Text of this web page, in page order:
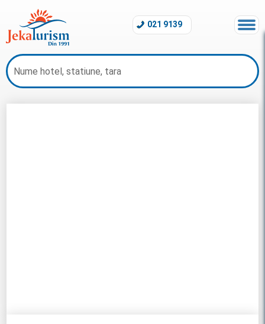
021 9139